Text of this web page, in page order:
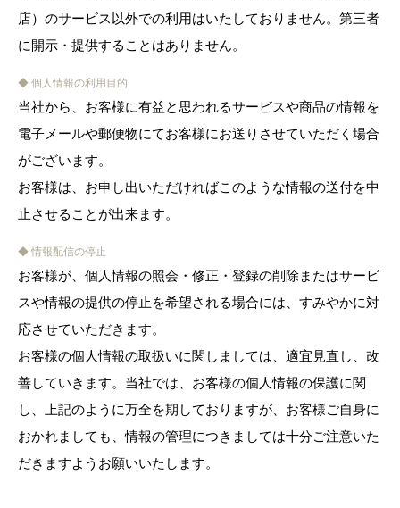
店）のサービス以外での利用はいたしておりません。第三者
に開示・提供することはありません。
◆ 個人情報の利用目的
当社から、お客様に有益と思われるサービスや商品の情報を
電子メールや郵便物にてお客様にお送りさせていただく場合
がございます。
お客様は、お申し出いただければこのような情報の送付を中
止させることが出来ます。
◆ 情報配信の停止
お客様が、個人情報の照会・修正・登録の削除またはサービ
スや情報の提供の停止を希望される場合には、すみやかに対
応させていただきます。
お客様の個人情報の取扱いに関しましては、適宜見直し、改
善していきます。当社では、お客様の個人情報の保護に関
し、上記のように万全を期しておりますが、お客様ご自身に
おかれましても、情報の管理につきましては十分ご注意いた
だきますようお願いいたします。